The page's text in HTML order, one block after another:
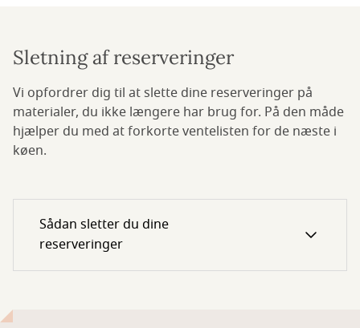
Sletning af reserveringer
Vi opfordrer dig til at slette dine reserveringer på
materialer, du ikke længere har brug for. På den måde
hjælper du med at forkorte ventelisten for de næste i
køen.
Sådan sletter du dine
reserveringer